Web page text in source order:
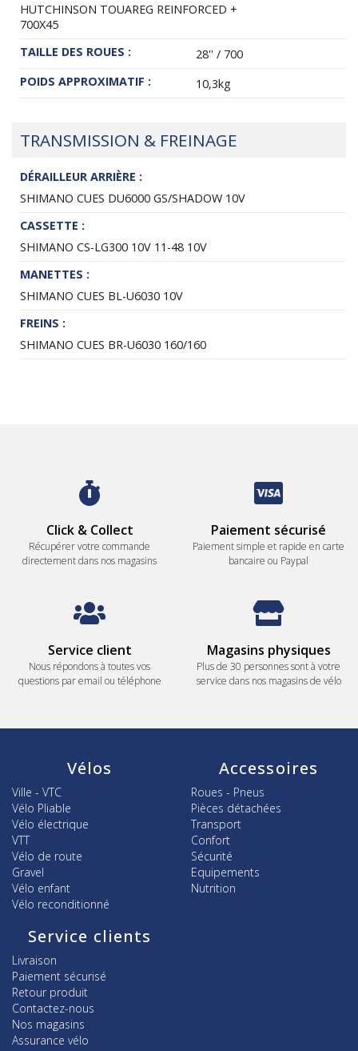
HUTCHINSON TOUAREG REINFORCED +
700X45
TAILLE DES ROUES :
28'' / 700
POIDS APPROXIMATIF :
10,3kg
TRANSMISSION & FREINAGE
DÉRAILLEUR ARRIÈRE :
SHIMANO CUES DU6000 GS/SHADOW 10V
CASSETTE :
SHIMANO CS-LG300 10V 11-48 10V
MANETTES :
SHIMANO CUES BL-U6030 10V
FREINS :
SHIMANO CUES BR-U6030 160/160
Click & Collect
Récupérer votre commande
directement dans nos magasins
Paiement sécurisé
Paiement simple et rapide en carte
bancaire ou Paypal
Service client
Nous répondons à toutes vos
questions par email ou téléphone
Magasins physiques
Plus de 30 personnes sont à votre
service dans nos magasins de vélo
Vélos
Ville - VTC
Vélo Pliable
Vélo électrique
VTT
Vélo de route
Gravel
Vélo enfant
Vélo reconditionné
Accessoires
Roues - Pneus
Pièces détachées
Transport
Confort
Sécurité
Equipements
Nutrition
Service clients
Livraison
Paiement sécurisé
Retour produit
Contactez-nous
Nos magasins
Assurance vélo